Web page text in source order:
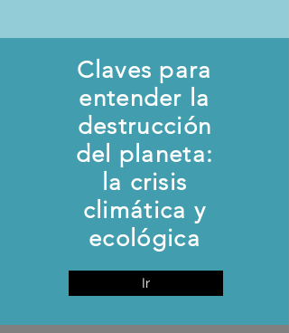
Claves para
entender la
destrucción
del planeta:
la crisis
climática y
ecológica
Ir